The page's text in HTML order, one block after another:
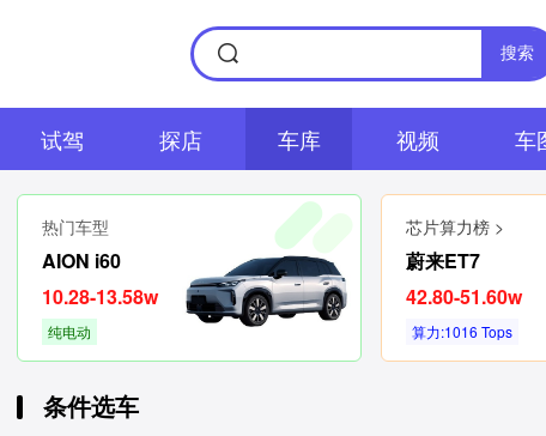
搜索
试驾 探店 车库 视频 车
热门车型
AION i60
10.28-13.58w
纯电动
芯片算力榜 >
蔚来ET7
42.80-51.60w
算力:1016 Tops
条件选车